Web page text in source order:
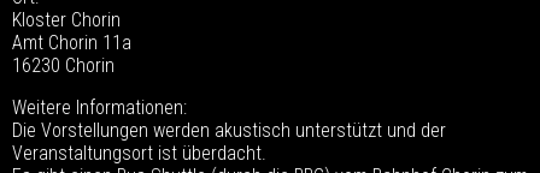
Kloster Chorin
Amt Chorin 11a
16230 Chorin
Weitere Informationen:
Die Vorstellungen werden akustisch unterstützt und der
Veranstaltungsort ist überdacht.